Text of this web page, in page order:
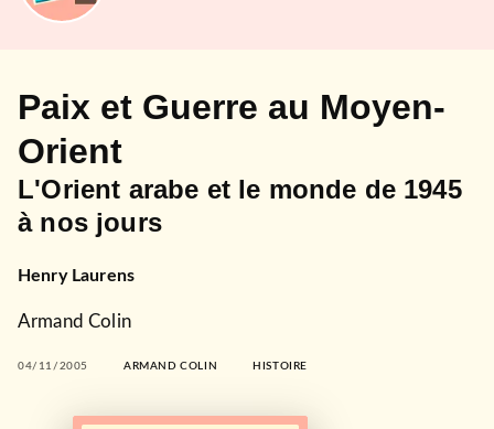
Paix et Guerre au Moyen-
Orient
L'Orient arabe et le monde de 1945
à nos jours
Henry Laurens
Armand Colin
04/11/2005 ARMAND COLIN HISTOIRE